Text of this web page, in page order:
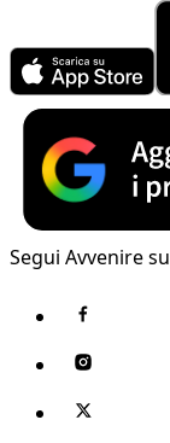
Segui Avvenire su